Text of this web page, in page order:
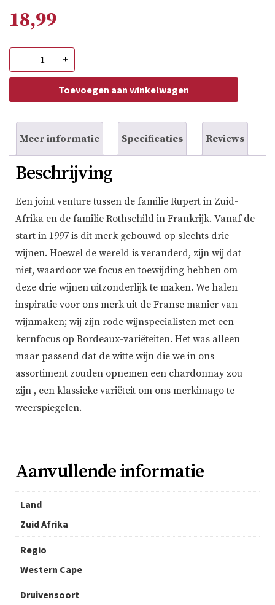
18,99
-
Rothschild
Classique
aantal
+
Toevoegen aan winkelwagen
Meer informatie Specificaties Reviews
Beschrijving
Een joint venture tussen de familie Rupert in Zuid-
Afrika en de familie Rothschild in Frankrijk. Vanaf de
start in 1997 is dit merk gebouwd op slechts drie
wijnen. Hoewel de wereld is veranderd, zijn wij dat
niet, waardoor we focus en toewijding hebben om
deze drie wijnen uitzonderlijk te maken. We halen
inspiratie voor ons merk uit de Franse manier van
wijnmaken; wij zijn rode wijnspecialisten met een
kernfocus op Bordeaux-variëteiten. Het was alleen
maar passend dat de witte wijn die we in ons
assortiment zouden opnemen een chardonnay zou
zijn , een klassieke variëteit om ons merkimago te
weerspiegelen.
Aanvullende informatie
Land
Zuid Afrika
Regio
Western Cape
Druivensoort